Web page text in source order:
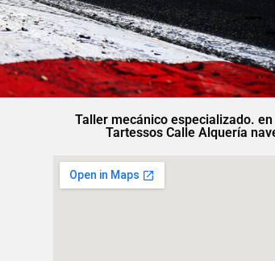
Taller mecánico especializado.
Tartessos Calle Alquería